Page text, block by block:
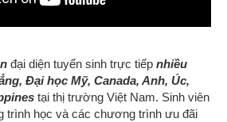
đại diện tuyển sinh trực tiếp nhiều
Đại học Mỹ, Canada, Anh, Úc,
tại thị trường Việt Nam. Sinh viên
trình học và các chương trình ưu đãi